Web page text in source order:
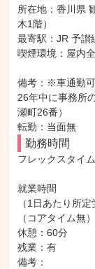
所在地：香川県
木1階）
最寄駅：JR 予讃
喫煙環境：屋内
備考：※車通勤
26年中に事務所
瀬町26番）
転勤：当面無
勤務時間
フレックスタイ
就業時間
（1日あたり所
（コアタイム無）
休憩：60分
残業：有
備考：